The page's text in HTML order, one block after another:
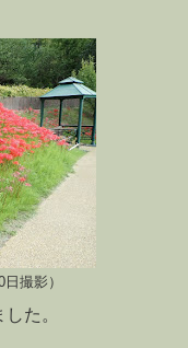
撮影）
た。